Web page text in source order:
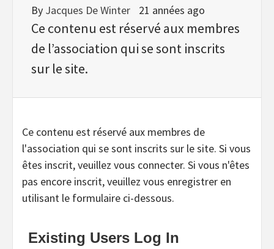
By Jacques De Winter 21 années ago
Ce contenu est réservé aux membres
de l’association qui se sont inscrits
sur le site.
Ce contenu est réservé aux membres de
l'association qui se sont inscrits sur le site. Si vous
êtes inscrit, veuillez vous connecter. Si vous n'êtes
pas encore inscrit, veuillez vous enregistrer en
utilisant le formulaire ci-dessous.
Existing Users Log In